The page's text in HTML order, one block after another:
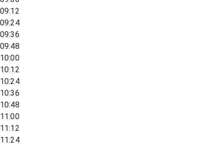
09:12
09:24
09:36
09:48
10:00
10:12
10:24
10:36
10:48
11:00
11:12
11:24